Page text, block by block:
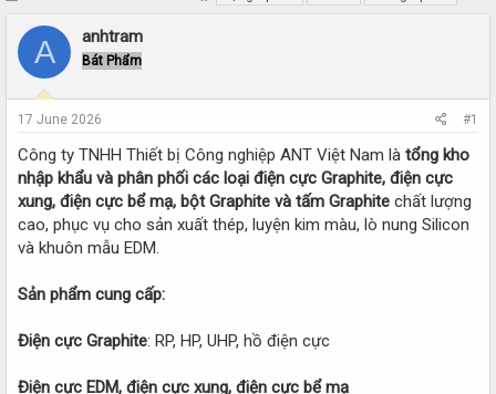
r
a
s
a
r
e
r
a
r
t
e
A anhtram
Bát Phẩm
17 June 2026 #1
Công ty TNHH Thiết bị Công nghiệp ANT Việt Nam là tổng kho
nhập khẩu và phân phối các loại điện cực Graphite, điện cực
xung, điện cực bể mạ, bột Graphite và tấm Graphite chất lượng
cao, phục vụ cho sản xuất thép, luyện kim màu, lò nung Silicon
và khuôn mẫu EDM.
Sản phẩm cung cấp:
Điện cực Graphite: RP, HP, UHP, hồ điện cực
Điện cực EDM, điện cực xung, điện cực bể mạ